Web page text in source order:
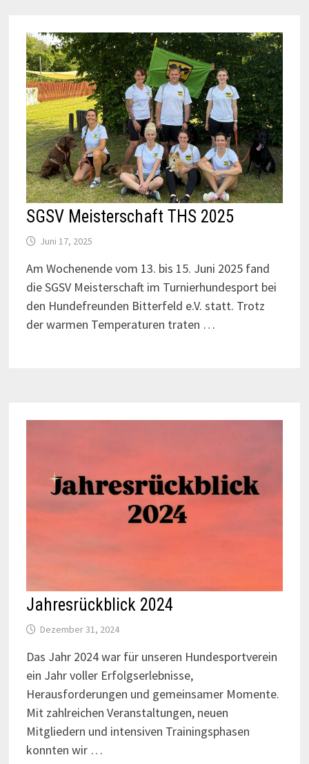
SGSV Meisterschaft THS 2025
Juni 17, 2025
Am Wochenende vom 13. bis 15. Juni 2025 fand
die SGSV Meisterschaft im Turnierhundesport bei
den Hundefreunden Bitterfeld e.V. statt. Trotz
der warmen Temperaturen traten …
Jahresrückblick 2024
Dezember 31, 2024
Das Jahr 2024 war für unseren Hundesportverein
ein Jahr voller Erfolgserlebnisse,
Herausforderungen und gemeinsamer Momente.
Mit zahlreichen Veranstaltungen, neuen
Mitgliedern und intensiven Trainingsphasen
konnten wir …